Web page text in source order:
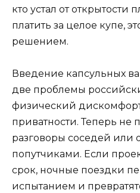
кто устал от открытости
платить за целое купе,
решением.
Введение капсульных
две проблемы
физический дискомфорт
приватности. Теперь не
разговоры соседей или
попутчиками. Если
срок, ночные поездки
испытанием и